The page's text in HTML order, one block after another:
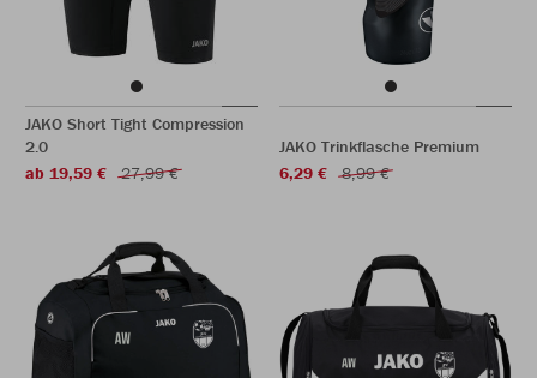
JAKO Short Tight Compression
2.0
ab 19,59 €
27,99 €
JAKO Trinkflasche Premium
6,29 €
8,99 €